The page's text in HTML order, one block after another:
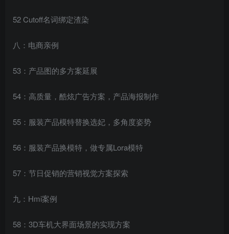
52 Cutoff名词绑定渣染
八：电商亲例
53：产品图的多方案延展
54：高质量，酷炫广告方案，产品海报制作
55：服装产品模特替换选妃，多角度姿势
56：服装产品换模特，做专属Lora模特
57：节日促销的营销视觉方案探索
九：Hmi案例
58：3D车机大界面场景的实现方案